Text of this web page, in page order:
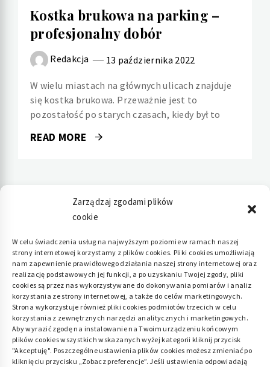
Zarządzaj zgodami plików
cookie
W celu świadczenia usług na najwyższym poziomie w ramach naszej
strony internetowej korzystamy z plików cookies. Pliki cookies umożliwiają
nam zapewnienie prawidłowego działania naszej strony internetowej oraz
realizację podstawowych jej funkcji, a po uzyskaniu Twojej zgody, pliki
cookies są przez nas wykorzystywane do dokonywania pomiarów i analiz
korzystania ze strony internetowej, a także do celów marketingowych.
Strona wykorzystuje również pliki cookies podmiotów trzecich w celu
korzystania z zewnętrznych narzędzi analitycznych i marketingowych.
Aby wyrazić zgodę na instalowanie na Twoim urządzeniu końcowym
plików cookies wszystkich wskazanych wyżej kategorii kliknij przycisk
"Akceptuję". Poszczególne ustawienia plików cookies możesz zmieniać po
kliknięciu przycisku „Zobacz preferencje”. Jeśli ustawienia odpowiadają
Kostka brukowa na parking –
profesjonalny dobór
Redakcja 13 października 2022
W wielu miastach na głównych ulicach znajduje
się kostka brukowa. Przeważnie jest to
pozostałość po starych czasach, kiedy był to
READ MORE
Polityka plików cookies (EU)|Polityka
prywatności